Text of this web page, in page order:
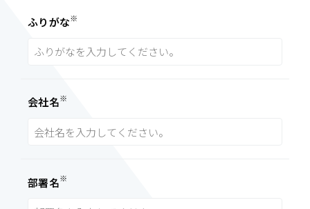
個人情報の安全管理措置について
と是正、その他個人情報の安全管理のために必要かつ適切な措
このサイトは、SSL(Secure Socket Layer)による暗号化措置を
ふりがな※
会社名※
部署名※